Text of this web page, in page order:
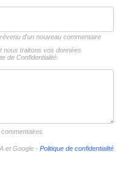
d'un nouveau commentaire
nous traitons vos données
de Confidentialité.
et Google - Politique de confidentialité